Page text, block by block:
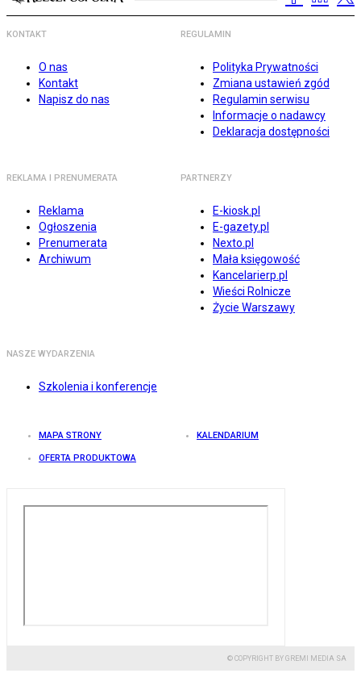
KONTAKT
O nas
Kontakt
Napisz do nas
REGULAMIN
Polityka Prywatności
Zmiana ustawień zgód
Regulamin serwisu
Informacje o nadawcy
Deklaracja dostępności
REKLAMA I PRENUMERATA
Reklama
Ogłoszenia
Prenumerata
Archiwum
PARTNERZY
E-kiosk.pl
E-gazety.pl
Nexto.pl
Mała księgowość
Kancelarierp.pl
Wieści Rolnicze
Życie Warszawy
NASZE WYDARZENIA
Szkolenia i konferencje
MAPA STRONY KALENDARIUM
OFERTA PRODUKTOWA
© COPYRIGHT BY GREMI MEDIA SA